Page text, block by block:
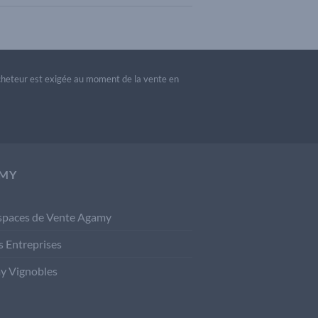
est exigée au moment de la vente en
de Vente Agamy
Entreprises
Vignobles